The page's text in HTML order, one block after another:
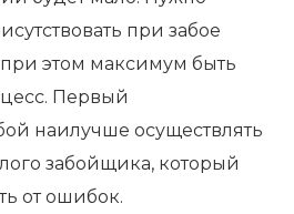
при забое
этом максимум быть
Первый
наилучше осуществлять
забойщика, который
от ошибок.